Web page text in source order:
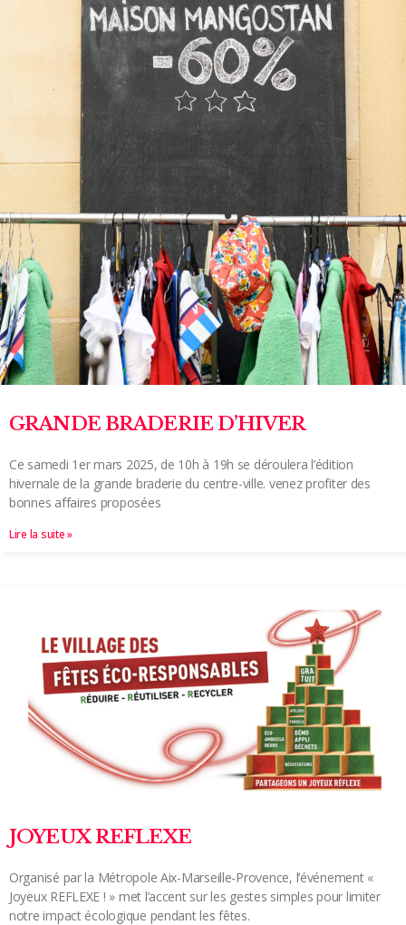
GRANDE BRADERIE D’HIVER
Ce samedi 1er mars 2025, de 10h à 19h se déroulera l’édition
hivernale de la grande braderie du centre-ville. venez profiter des
bonnes affaires proposées
Lire la suite »
JOYEUX REFLEXE
Organisé par la Métropole Aix-Marseille-Provence, l’événement «
Joyeux REFLEXE ! » met l’accent sur les gestes simples pour limiter
notre impact écologique pendant les fêtes.